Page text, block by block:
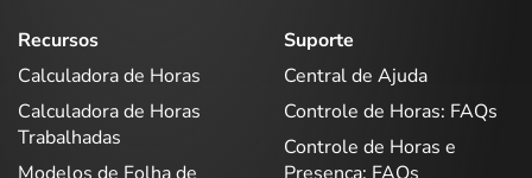
Recursos
Calculadora de Horas
Calculadora de Horas
Trabalhadas
Modelos de Folha de
Suporte
Central de Ajuda
Controle de Horas: FAQs
Controle de Horas e
Presença: FAQs